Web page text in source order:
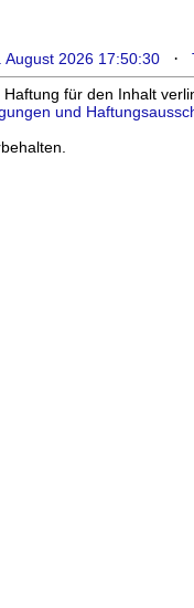
August 2026 17:50:30·
für den Inhalt
und